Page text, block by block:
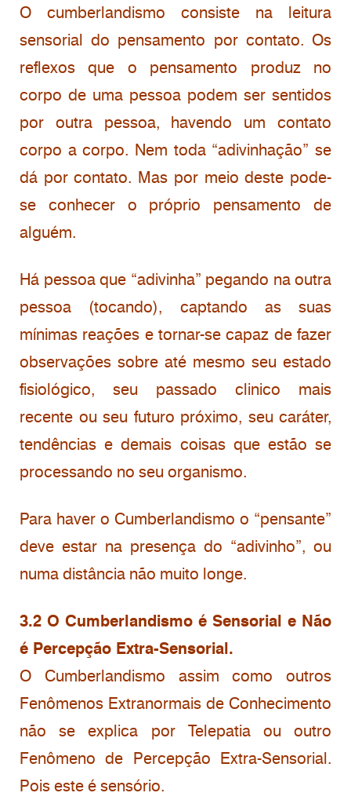
O cumberlandismo consiste na leitura
sensorial do pensamento por contato. Os
reflexos que o pensamento produz no
corpo de uma pessoa podem ser sentidos
por outra pessoa, havendo um contato
corpo a corpo. Nem toda “adivinhação” se
dá por contato. Mas por meio deste pode-
se conhecer o próprio pensamento de
alguém.
Há pessoa que “adivinha” pegando na outra
pessoa (tocando), captando as suas
mínimas reações e tornar-se capaz de fazer
observações sobre até mesmo seu estado
fisiológico, seu passado clinico mais
recente ou seu futuro próximo, seu caráter,
tendências e demais coisas que estão se
processando no seu organismo.
Para haver o Cumberlandismo o “pensante”
deve estar na presença do “adivinho”, ou
numa distância não muito longe.
3.2 O Cumberlandismo é Sensorial e Não
é Percepção Extra-Sensorial.
O Cumberlandismo assim como outros
Fenômenos Extranormais de Conhecimento
não se explica por Telepatia ou outro
Fenômeno de Percepção Extra-Sensorial.
Pois este é sensório.